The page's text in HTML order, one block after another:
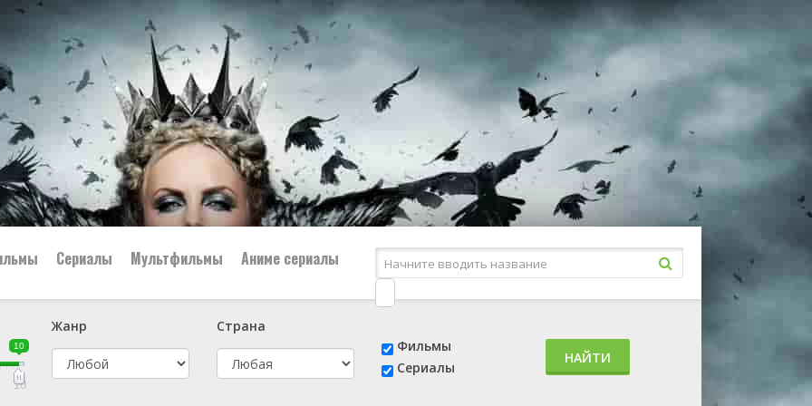
👨‍✈️ Военный
🕵️‍♂️ Детектив
Сериалы Мультфильмы Аниме сериалы
10
10
Жанр
Страна
Фильмы
Сериалы
НАЙТИ